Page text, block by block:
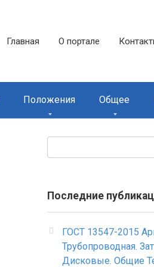
Главная О портале
Положения Общее
Последние
ГОСТ 13547-2015
Трубопроводная.
Дисковые. Общие